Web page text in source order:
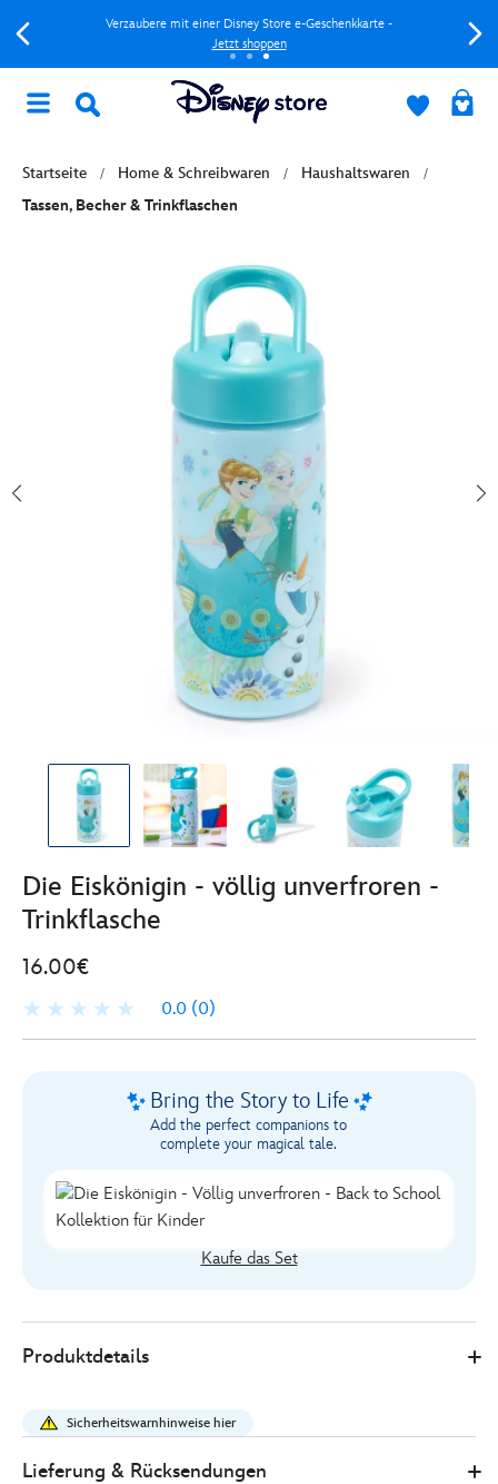
Verzaubere mit einer Disney Store e-Geschenkkarte -
Jetzt shoppen
Startseite Home & Schreibwaren
Haushaltswaren
Tassen, Becher & Trinkflaschen
Die Eiskönigin - völlig unverfroren -
Trinkflasche
16.00€
0.0 (0)
Bring the Story to Life
Add the perfect companions to
complete your magical tale.
Kaufe das Set
Store
16.00
eiskoenigin-
Produktdetails
Sicherheitswarnhinweise hier
Lieferung & Rücksendungen